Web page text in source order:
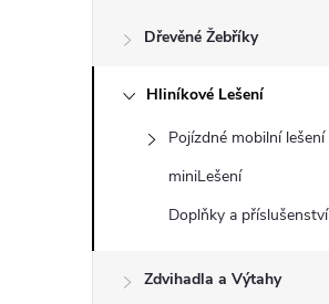
p
Dřevěné Žebříky
Hliníkové Lešení
Pojízdné mobilní lešení
miniLešení
Doplňky a příslušenství
Zdvihadla a Výtahy